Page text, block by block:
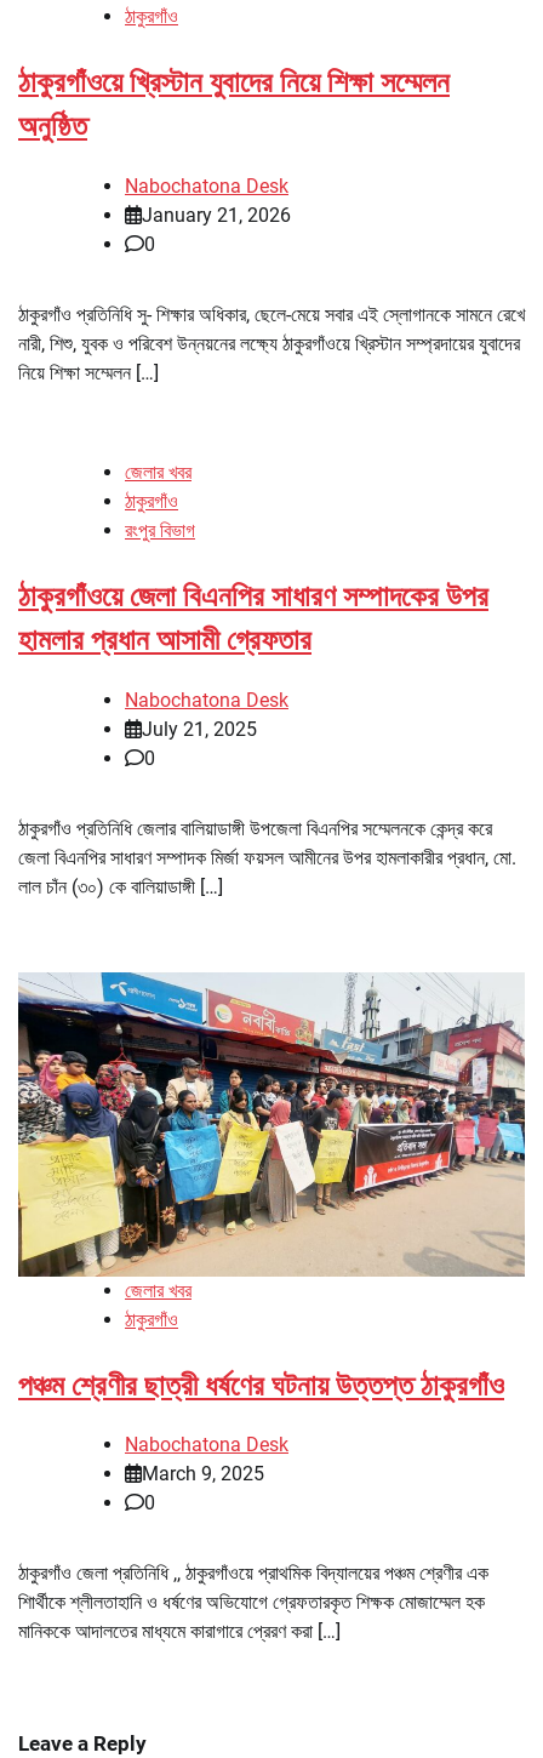
ঠাকুরগাঁও
ঠাকুরগাঁওয়ে খ্রিস্টান যুবাদের নিয়ে শিক্ষা সম্মেলন
অনুষ্ঠিত
Nabochatona Desk
January 21, 2026
0
ঠাকুরগাঁও প্রতিনিধি সু- শিক্ষার অধিকার, ছেলে-মেয়ে সবার এই স্লোগানকে সামনে রেখে
নারী, শিশু, যুবক ও পরিবেশ উন্নয়নের লক্ষ্যে ঠাকুরগাঁওয়ে খ্রিস্টান সম্প্রদায়ের যুবাদের
নিয়ে শিক্ষা সম্মেলন […]
জেলার খবর
ঠাকুরগাঁও
রংপুর বিভাগ
ঠাকুরগাঁওয়ে জেলা বিএনপির সাধারণ সম্পাদকের উপর
হামলার প্রধান আসামী গ্রেফতার
Nabochatona Desk
July 21, 2025
0
ঠাকুরগাঁও প্রতিনিধি জেলার বালিয়াডাঙ্গী উপজেলা বিএনপির সম্মেলনকে কেন্দ্র করে
জেলা বিএনপির সাধারণ সম্পাদক মির্জা ফয়সল আমীনের উপর হামলাকারীর প্রধান, মো.
লাল চাঁন (৩০) কে বালিয়াডাঙ্গী […]
জেলার খবর
ঠাকুরগাঁও
পঞ্চম শ্রেণীর ছাত্রী ধর্ষণের ঘটনায় উত্তপ্ত ঠাকুরগাঁও
Nabochatona Desk
March 9, 2025
0
ঠাকুরগাঁও জেলা প্রতিনিধি ,, ঠাকুরগাঁওয়ে প্রাথমিক বিদ্যালয়ের পঞ্চম শ্রেণীর এক
শিার্থীকে শ্লীলতাহানি ও ধর্ষণের অভিযোগে গ্রেফতারকৃত শিক্ষক মোজাম্মেল হক
মানিককে আদালতের মাধ্যমে কারাগারে প্রেরণ করা […]
Leave a Reply